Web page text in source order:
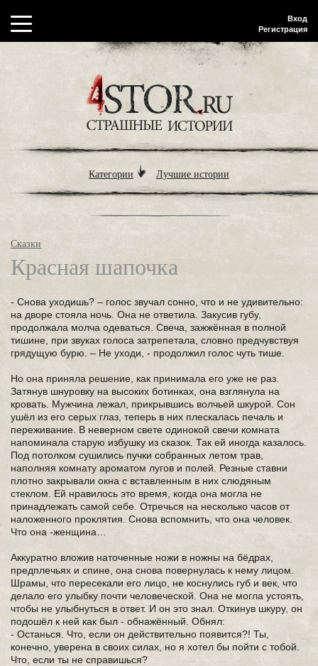
Вход
Регистрация
Категории Лучшие истории
Сказки
Красная шапочка
- Снова уходишь? – голос звучал сонно, что и не удивительно:
на дворе стояла ночь. Она не ответила. Закусив губу,
продолжала молча одеваться. Свеча, зажжённая в полной
тишине, при звуках голоса затрепетала, словно предчувствуя
грядущую бурю. – Не уходи, - продолжил голос чуть тише.
Но она приняла решение, как принимала его уже не раз.
Затянув шнуровку на высоких ботинках, она взглянула на
кровать. Мужчина лежал, прикрывшись волчьей шкурой. Сон
ушёл из его серых глаз, теперь в них плескалась печаль и
переживание. В неверном свете одинокой свечи комната
напоминала старую избушку из сказок. Так ей иногда казалось.
Под потолком сушились пучки собранных летом трав,
наполняя комнату ароматом лугов и полей. Резные ставни
плотно закрывали окна с вставленным в них слюдяным
стеклом. Ей нравилось это время, когда она могла не
принадлежать самой себе. Отречься на несколько часов от
наложенного проклятия. Снова вспомнить, что она человек.
Что она -женщина…
Аккуратно вложив наточенные ножи в ножны на бёдрах,
предплечьях и спине, она снова повернулась к нему лицом.
Шрамы, что пересекали его лицо, не коснулись губ и век, что
делало его улыбку почти человеческой. Она не могла устоять,
чтобы не улыбнуться в ответ. И он это знал. Откинув шкуру, он
подошёл к ней как был - обнажённый. Обнял:
- Останься. Что, если он действительно появится?! Ты,
конечно, уверена в своих силах, но я хотел бы пойти с тобой.
Что, если ты не справишься?